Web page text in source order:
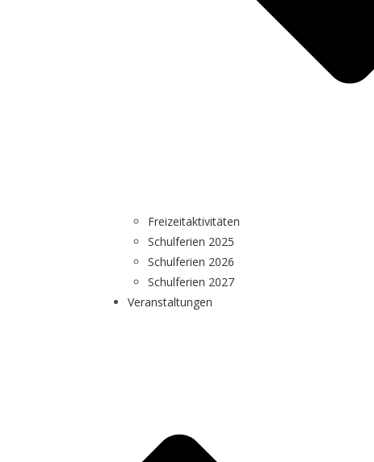
Freizeitaktivitäten
Schulferien 2025
Schulferien 2026
Schulferien 2027
Veranstaltungen